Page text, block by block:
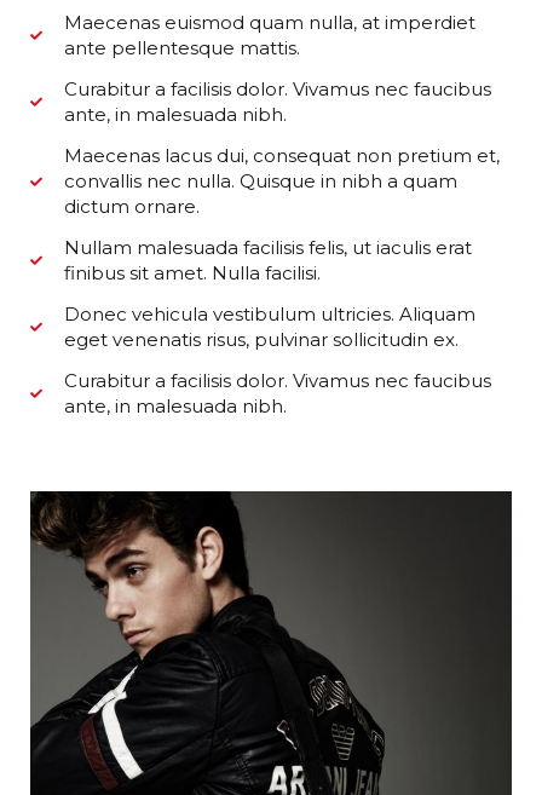
Maecenas euismod quam nulla, at imperdiet
ante pellentesque mattis.
Curabitur a facilisis dolor. Vivamus nec faucibus
ante, in malesuada nibh.
Maecenas lacus dui, consequat non pretium et,
convallis nec nulla. Quisque in nibh a quam
dictum ornare.
Nullam malesuada facilisis felis, ut iaculis erat
finibus sit amet. Nulla facilisi.
Donec vehicula vestibulum ultricies. Aliquam
eget venenatis risus, pulvinar sollicitudin ex.
Curabitur a facilisis dolor. Vivamus nec faucibus
ante, in malesuada nibh.